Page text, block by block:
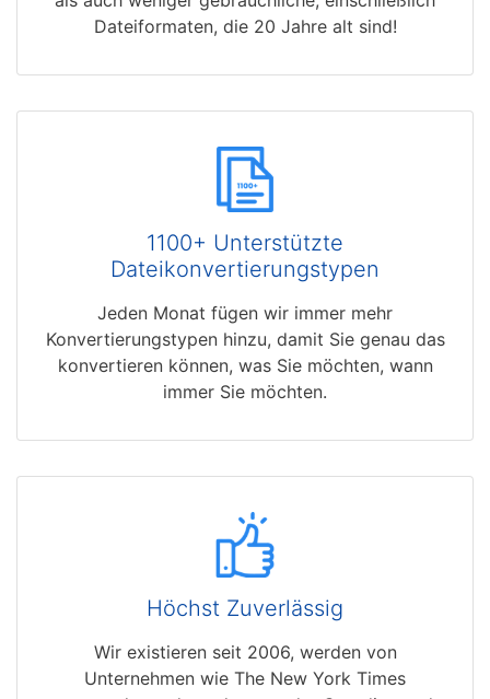
Dateiformaten, die 20 Jahre alt sind!
1100+ Unterstützte
Dateikonvertierungstypen
Jeden Monat fügen wir immer mehr
Konvertierungstypen hinzu, damit Sie genau das
konvertieren können, was Sie möchten, wann
immer Sie möchten.
Höchst Zuverlässig
Wir existieren seit 2006, werden von
Unternehmen wie The New York Times